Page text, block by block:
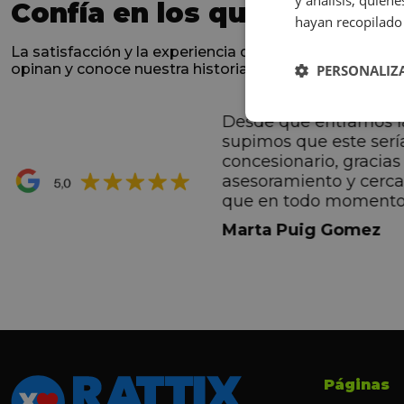
Confía en los que nos han
La satisfacción y la experiencia de los clientes es
opinan y conoce nuestra historia.
premio de su vida.
por todo.
Desde que entramos
supimos que este
concesionario, gracias
asesoramiento y
que en todo
informando de forma
todos los pasos que
Marta Puig Gomez
Páginas
hayan